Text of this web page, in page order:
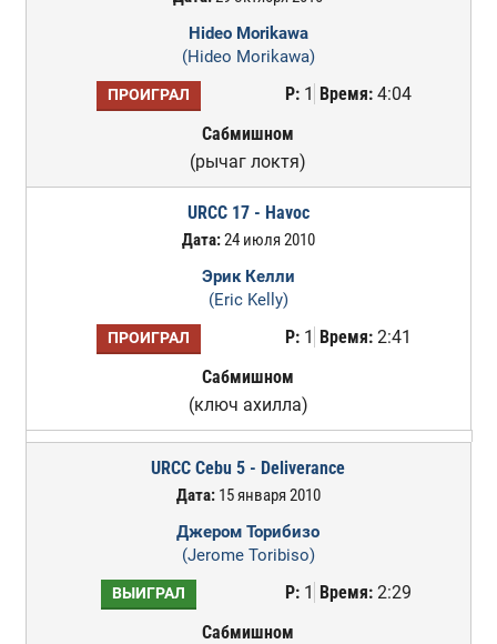
Hideo Morikawa
(Hideo Morikawa)
ПРОИГРАЛ Р:1 Время:4:04
Сабмишном
(рычаг локтя)
URCC 17 - Havoc
Дата:24 июля 2010
Эрик Келли
(Eric Kelly)
ПРОИГРАЛ Р:1 Время:2:41
Сабмишном
(ключ ахилла)
URCC Cebu 5 - Deliverance
Дата:15 января 2010
Джером Торибизо
(Jerome Toribiso)
ВЫИГРАЛ Р:1 Время:2:29
Сабмишном